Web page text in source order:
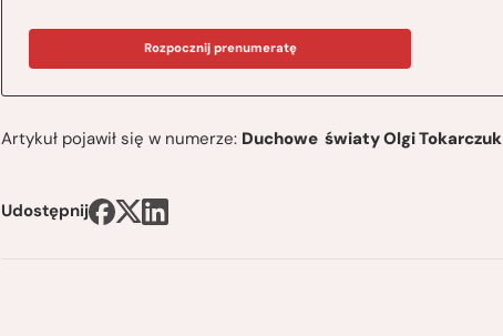
Rozpocznij prenumeratę
Artykuł pojawił się w numerze: Duchowe światy Olgi Tokarczuk
Udostępnij